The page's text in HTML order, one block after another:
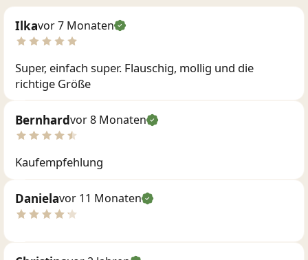
Ilkavor 7 Monaten
Super, einfach super. Flauschig, mollig und die
richtige Größe
Bernhardvor 8 Monaten
Kaufempfehlung
Danielavor 11 Monaten